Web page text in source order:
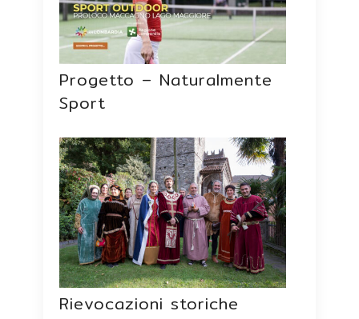
Progetto – Naturalmente
Sport
Rievocazioni storiche